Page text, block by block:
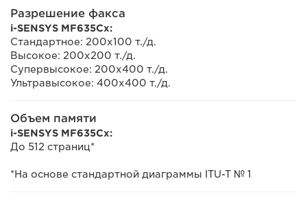
Разрешение факса
i-SENSYS MF635Cx:
Стандартное: 200x100 т./д.
Высокое: 200x200 т./д.
Супервысокое: 200x400 т./д.
Ультравысокое: 400x400 т./д.
Объем памяти
i-SENSYS MF635Cx:
До 512 страниц*
*На основе стандартной диаграммы ITU-T № 1